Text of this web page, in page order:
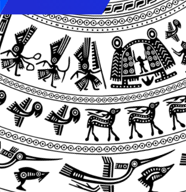
bạn. Backlink là yếu tố quan trọng